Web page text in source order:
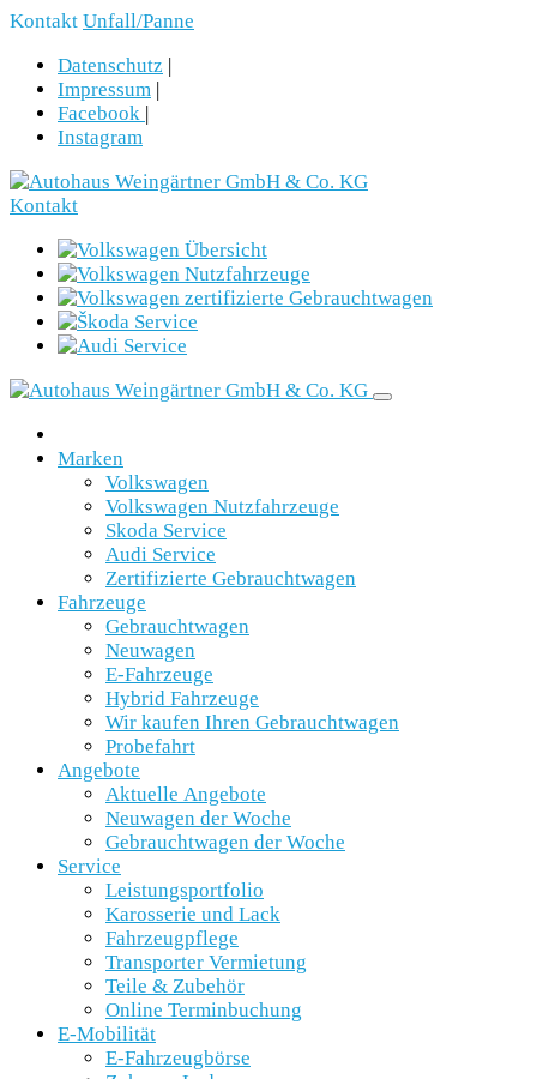
Kontakt Unfall/Panne
Datenschutz |
Impressum |
Facebook |
Instagram
Kontakt
Marken
Volkswagen
Volkswagen Nutzfahrzeuge
Skoda Service
Audi Service
Zertifizierte Gebrauchtwagen
Fahrzeuge
Gebrauchtwagen
Neuwagen
E-Fahrzeuge
Hybrid Fahrzeuge
Wir kaufen Ihren Gebrauchtwagen
Probefahrt
Angebote
Aktuelle Angebote
Neuwagen der Woche
Gebrauchtwagen der Woche
Service
Leistungsportfolio
Karosserie und Lack
Fahrzeugpflege
Transporter Vermietung
Teile & Zubehör
Online Terminbuchung
E-Mobilität
E-Fahrzeugbörse